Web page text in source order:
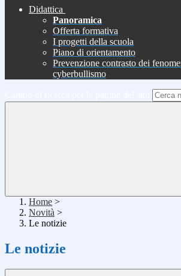
Didattica
Panoramica
Offerta formativa
I progetti della scuola
Piano di orientamento
Prevenzione contrasto dei
cyberbullismo
Home >
Novità >
Le notizie
Le notizie